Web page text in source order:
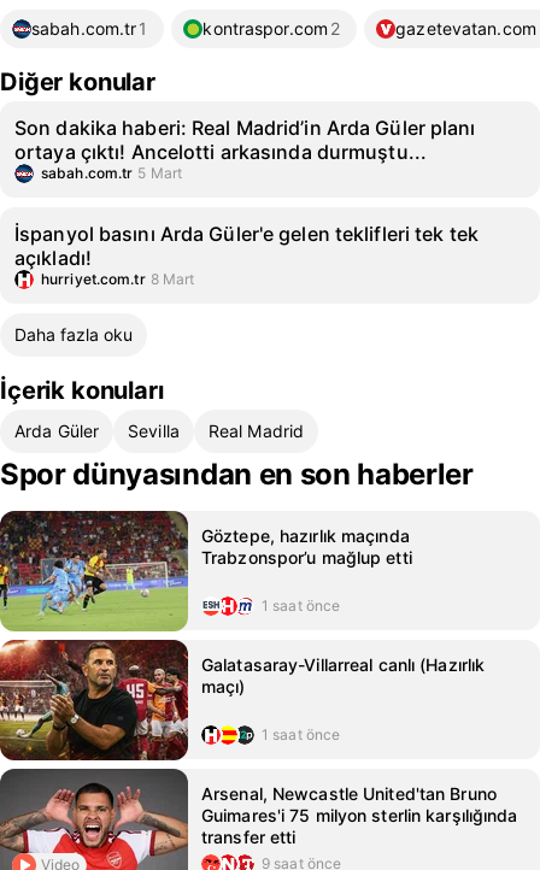
sabah.com.tr1 kontraspor.com 2 gazetevatan.com
Diğer konular
Son dakika haberi: Real Madrid’in Arda Güler planı
ortaya çıktı! Ancelotti arkasında durmuştu...
sabah.com.tr 5 Mart
İspanyol basını Arda Güler'e gelen teklifleri tek tek
açıkladı!
hurriyet.com.tr 8 Mart
Daha fazla oku
İçerik konuları
Arda Güler Sevilla Real Madrid
Spor dünyasından en son haberler
Göztepe, hazırlık maçında
Trabzonspor’u mağlup etti
1 saat önce
Galatasaray-Villarreal canlı (Hazırlık
maçı)
1 saat önce
Video
Arsenal, Newcastle United'tan Bruno
Guimares'i 75 milyon sterlin karşılığında
transfer etti
9 saat önce